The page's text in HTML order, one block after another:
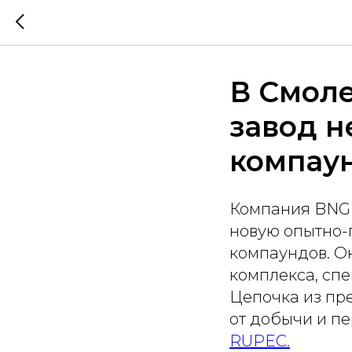
В
завод
Компания
новую
компаундов.
комплекса,
Цепочка из
от добычи и
RUPEC.